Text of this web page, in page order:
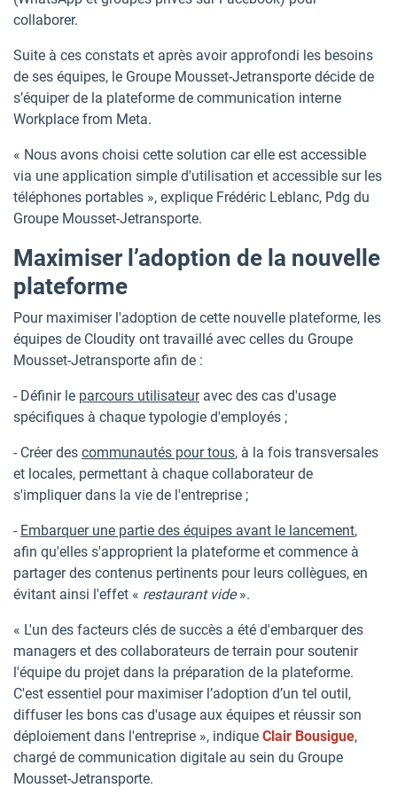
collaborer.
Suite à ces constats et après avoir approfondi les besoins
de ses équipes, le Groupe Mousset-Jetransporte décide de
s’équiper de la plateforme de communication interne
Workplace from Meta.
« Nous avons choisi cette solution car elle est accessible
via une application simple d'utilisation et accessible sur les
téléphones portables », explique Frédéric Leblanc, Pdg du
Groupe Mousset-Jetransporte.
Maximiser l’adoption de la nouvelle
plateforme
Pour maximiser l'adoption de cette nouvelle plateforme, les
équipes de Cloudity ont travaillé avec celles du Groupe
Mousset-Jetransporte afin de :
- Définir le parcours utilisateuravec des cas d'usage
spécifiques à chaque typologie d'employés ;
- Créer des communautés pour tous, à la fois transversales
et locales, permettant à chaque collaborateur de
s'impliquer dans la vie de l'entreprise ;
- Embarquer une partie des équipes avant le lancement,
afin qu'elles s'approprient la plateforme et commence à
partager des contenus pertinents pour leurs collègues, en
évitant ainsi l'effet « restaurant vide».
« L'un des facteurs clés de succès a été d'embarquer des
managers et des collaborateurs de terrain pour soutenir
l'équipe du projet dans la préparation de la plateforme.
C'est essentiel pour maximiser l’adoption d’un tel outil,
diffuser les bons cas d'usage aux équipes et réussir son
déploiement dans l'entreprise », indique Clair Bousigue,
chargé de communication digitale au sein du Groupe
Mousset-Jetransporte.